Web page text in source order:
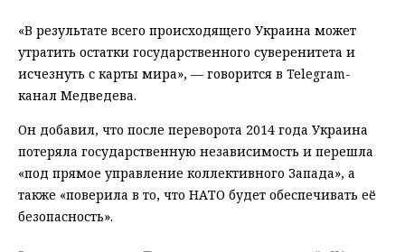
«В результате всего происходящего Украина может
утратить остатки государственного суверенитета и
исчезнуть с карты мира», — говорится в Telegram-
канал Медведева.
Он добавил, что после переворота 2014 года Украина
потеряла государственную независимость и перешла
«под прямое управление коллективного Запада», а
также «поверила в то, что НАТО будет обеспечивать её
безопасность».